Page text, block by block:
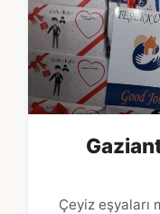
Çeyiz eşyaları